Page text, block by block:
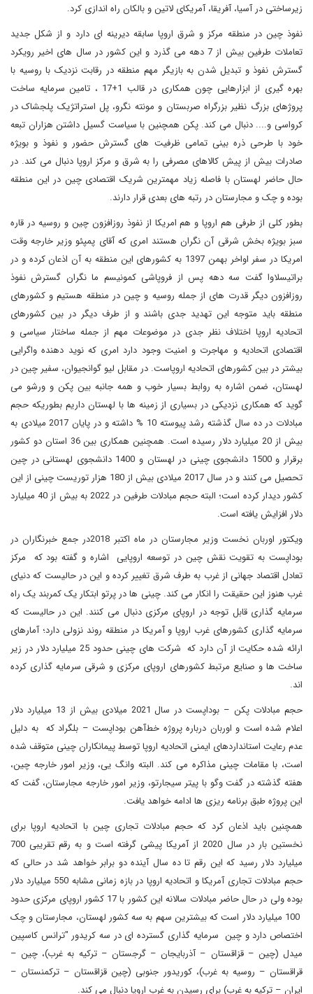
زیرساختی در آسیا، آفریقا، آمریکای لاتین و بالکان راه اندازی کرد.
نفوذ چین در منطقه مرکز و شرق اروپا سابقه دیرینه ای دارد و از شکل جدید
تعاملات طرفین بیش از 7 دهه می گذرد و این کشور در سال های اخیر رویکرد
گسترش نفوذ و تبدیل شدن به بازیگر مهم منطقه در رقابت نزدیک با روسیه با
بهره گیری از ابزارهایی چون همکاری در قالب 1+17 ، تامین سرمایه ساخت
پروژهای بزرگ نظیر بزرگراه صربستان و مونته نگرو، پل استراتژیک پلجشاک در
کرواسی و.... دنبال می کند. پکن همچنین با سیاست گسیل داشتن هزاران تبعه
خود با طرحی ذره بینی تمامی ظرفیت های گسترش حضور و نفوذ و بویژه
صادرات بیش از پیش کالاهای مصرفی را به شرق و مرکز اروپا دنبال می کند. در
حال حاضر لهستان با فاصله زیاد مهمترین شریک اقتصادی چین در این منطقه
بوده و چک و مجارستان در رتبه های بعدی قرار دارند.
بطور کلی از طرفی هم اروپا و هم امریکا از نفوذ روزافزون چین و روسیه در قاره
سبز بویژه بخش شرقی آن نگران هستند امری که آقای پمپئو وزیر خارجه وقت
امریکا در سفر اواخر بهمن 1397 به کشورهای این منطقه به آن اذعان کرده و در
براتیسلاوا گفت سه دهه پس از فروپاشی کمونیسم ما نگران گسترش نفوذ
روزافزون دیگر قدرت های از جمله روسیه و چین در منطقه هستیم و کشورهای
منطقه باید متوجه این تهدید جدی باشند و از طرف دیگر در بین کشورهای
اتحادیه اروپا اختلاف نظر جدی در موضوعات مهم از جمله ساختار سیاسی و
اقتصادی اتحادیه و مهاجرت و امنیت وجود دارد امری که نوید دهنده واگرایی
بیشتر در بین کشورهای اتحادیه اروپاست. در مقابل لیو گوانجیوان، سفیر چین در
لهستان، ضمن اشاره به روابط بسیار خوب و همه جانبه بین پکن و ورشو می
گوید که همکاری نزدیکی در بسیاری از زمینه ها با لهستان داریم بطوریکه حجم
مبادلات در ده سال گذشته رشد پیوسته 10 % داشته و در پایان 2017 میلادی به
بیش از 20 میلیارد دلار رسیده است. همچنین همکاری بین 36 استان دو کشور
برقرار و 1500 دانشجوی چینی در لهستان و 1400 دانشجوی لهستانی در چین
تحصیل می کنند و در سال 2017 میلادی بیش از 180 هزار توریست چینی از این
کشور دیدار کرده است؛ البته حجم مبادلات طرفین در 2022 به بیش از 40 میلیارد
دلار افزایش یافته است.
ویکتور اوربان نخست وزیر مجارستان در ماه اکتبر 2018در جمع خبرنگاران در
بوداپست به تقویت نقش چین در توسعه اروپایی اشاره و گفته بود که مرکز
تعادل اقتصاد جهانی از غرب به طرف شرق تغییر کرده و این در حالیست که دنیای
غرب هنوز این حقیقت را انکار می کند. چینی ها در پرتو ابتکار یک کمربند یک راه
سرمایه گذاری قابل توجه در اروپای مرکزی دنبال می کنند. این در حالیست که
سرمایه گذاری کشورهای غرب اروپا و آمریکا در منطقه روند نزولی دارد؛ آمارهای
ارائه شده حکایت از آن دارد که شرکت های چینی حدود 25 میلیارد دلار در زیر
ساخت ها و صنایع مرتبط کشورهای اروپای مرکزی و شرقی سرمایه گذاری کرده
اند.
حجم مبادلات پکن – بوداپست در سال 2021 میلادی بیش از 13 میلیارد دلار
اعلام شده است و اوربان درباره پروژه خط‌آهن بوداپست – بلگراد که به دلیل
عدم رعایت استانداردهای ایمنی اتحادیه اروپا توسط پیمانکاران چینی متوقف شده
است، با مقامات چینی مذاکره می کند. البته وانگ یی، وزیر امور خارجه چین،
هفته گذشته در گفت وگو با پیتر سیجارتو، وزیر امور خارجه مجارستان، گفت که
این پروژه طبق برنامه ریزی ها ادامه خواهد یافت.
همچنین باید اذعان کرد که حجم مبادلات تجاری چین با اتحادیه اروپا برای
نخستین بار در سال 2020 از آمریکا پیشی گرفته است و به رقم تقریبی 700
میلیارد دلار رسید که این رقم تا ده سال آینده دو برابر خواهد شد در حالی که
حجم مبادلات تجاری آمریکا و اتحادیه اروپا در بازه زمانی مشابه 550 میلیارد دلار
بوده ولی در حال حاضر مبادلات سالانه این کشور با 17 کشور اروپای مرکزی حدود
100 میلیارد دلار است که بیشترین سهم به سه کشور لهستان، مجارستان و چک
اختصاص دارد و چین سرمایه گذاری گسترده ای در سه کریدور "ترانس کاسپین
میدل (چین – قزاقستان – آذربایجان – گرجستان – ترکیه به غرب)، چین –
قراقستان – روسیه به غرب)، کوریدور جنوبی (چین قزاقستان – ترکمنستان –
ایران – ترکیه به غرب) برای رسیدن به غرب اروپا دنبال می کند.